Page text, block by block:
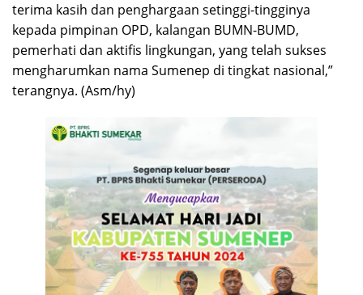
terima kasih dan penghargaan setinggi-tingginya
kepada pimpinan OPD, kalangan BUMN-BUMD,
pemerhati dan aktifis lingkungan, yang telah sukses
mengharumkan nama Sumenep di tingkat nasional,”
terangnya. (Asm/hy)